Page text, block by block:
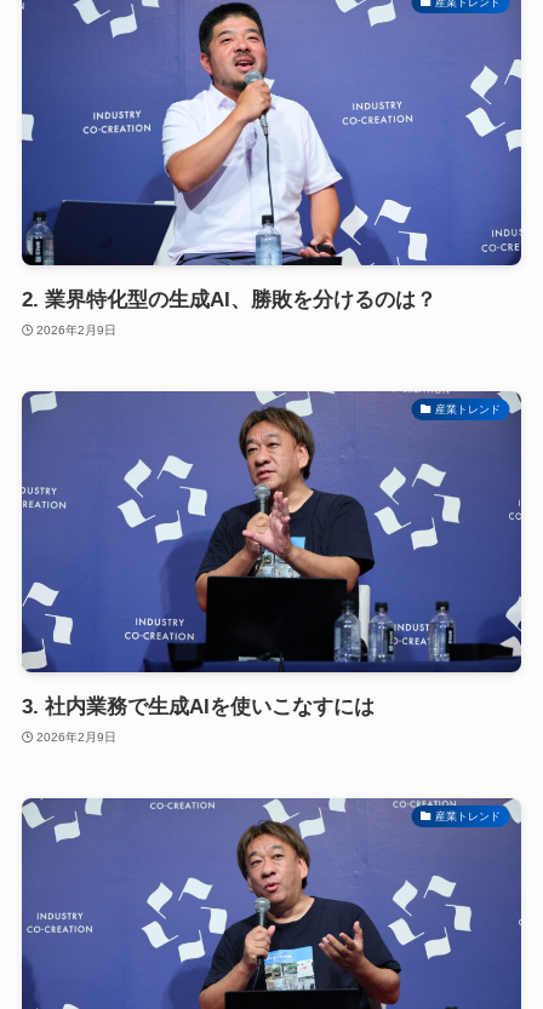
産業トレンド
2. 業界特化型の生成AI、勝敗を分けるのは？
2026年2月9日
産業トレンド
3. 社内業務で生成AIを使いこなすには
2026年2月9日
産業トレンド